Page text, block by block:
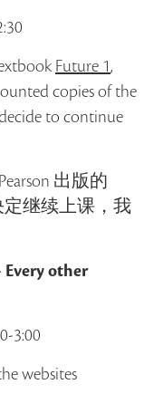
Future 1,
copies of the
to continue
出版的
定继续上课，我
Every other
3:00
websites